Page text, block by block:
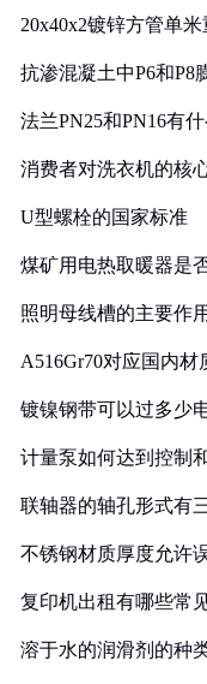
20x40x2镀锌方管单
抗渗混凝土中P6和P8
法兰PN25和PN16有什
消费者对洗衣机的核
U型螺栓的国家标准
煤矿用电热取暖器是
照明母线槽的主要作
A516Gr70对应国内
镀镍钢带可以过多少
计量泵如何达到控制
联轴器的轴孔形式有
不锈钢材质厚度允许
复印机出租有哪些常
溶于水的润滑剂的种